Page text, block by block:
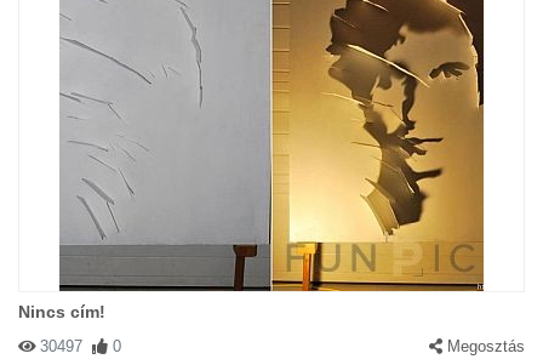
Nincs cím!
30497 0 Megosztás